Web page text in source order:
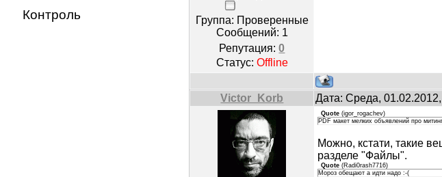
Контроль
Группа: Проверенные
Сообщений: 1
Репутация:0
Статус: Offline
Victor_Korb Дата: Среда,
Quote (igor_rogachev)
PDF макет мелких объявлений про
Можно, кстати, такие
разделе "Файлы".
Quote (Radi0rash7716)
Мороз обещают а идти надо :-(